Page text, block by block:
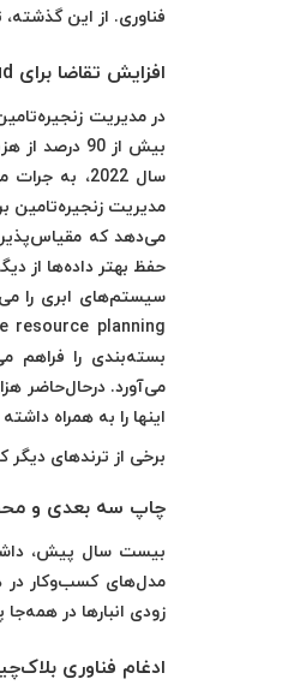
فناوری. از این گذشته، تقریبا هر
افزایش تقاضا برای Cloud
می‌دهد که
حفظ بهتر داده‌ها از
بسته‌بندی را فراهم
اینها را به همراه
برخی از ترندهای دیگر که قرار
چاپ سه بعدی و
بیست سال پیش،
مدل‌های کسب‌و‌کار در
زودی انبارها در همه‌جا
ادغام فناوری